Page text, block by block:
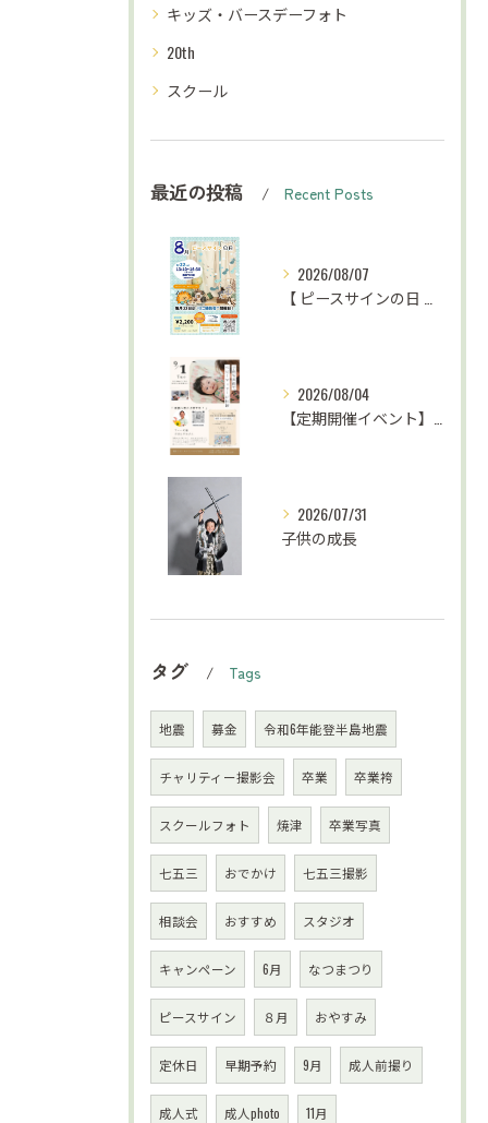
キッズ・バースデーフォト
20th
スクール
最近の投稿 Recent Posts
2026/08/07
2026/08/04
2026/07/31
子供の成長
タグ Tags
地震 募金 令和6年能登半島地震
チャリティー撮影会 卒業 卒業袴
スクールフォト 焼津 卒業写真
七五三 おでかけ 七五三撮影
相談会 おすすめ スタジオ
キャンペーン 6月 なつまつり
ピースサイン ８月 おやすみ
定休日 早期予約 9月 成人前撮り
成人式 成人photo 11月